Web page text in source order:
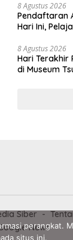
8 Agustus 2026
Pendaftaran
Hari Ini,
8 Agustus 2026
Hari Terakhir
di Museum
Siber
News
perangkat.
situs ini.